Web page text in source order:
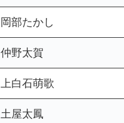
岡部たかし
仲野太賀
上白石萌歌
土屋太鳳